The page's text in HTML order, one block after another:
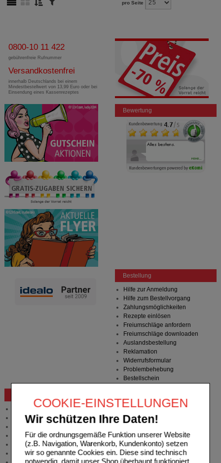
COOKIE-EINSTELLUNGEN
Wir schützen Ihre Daten!
Für die ordnungsgemäße Funktion unserer Website
(z.B. Navigation, Warenkorb, Kundenkonto) setzen
wir so genannte Cookies ein. Diese sind technisch
notwendig, damit unser Shop überhaupt funktioniert.
pro Seite
0800-10 11 422
gebührenfreie Rufnummer
Versandkostenfrei
innerhalb Deutschlands bei einem
Mindestbestellwert von 13,99 Euro oder bei
Einsendung eines Kassenrezeptes
Bewertung
Bestellung
Hilfe zur Anmeldung
Hilfe zum Bestellvorgang
Zahlungsmöglichkeiten
Rezepte einlösen
Freiumschläge anfordern
Freiumschläge downloaden
Auslandsbestellung
Reklamation
Widerrufsformular
Problembehebung
Bestellschein
Allgemeine Information
Produktberatung
Zuzahlungsfreie Arzneien
Angebote & Downloads
Newsletter